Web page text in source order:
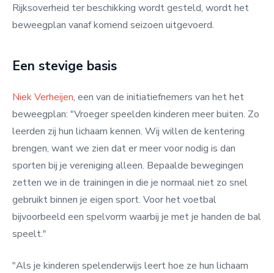
Rijksoverheid ter beschikking wordt gesteld, wordt het
beweegplan vanaf komend seizoen uitgevoerd.
Een stevige basis
Niek Verheijen, een van de initiatiefnemers van het het
beweegplan: "Vroeger speelden kinderen meer buiten. Zo
leerden zij hun lichaam kennen. Wij willen de kentering
brengen, want we zien dat er meer voor nodig is dan
sporten bij je vereniging alleen. Bepaalde bewegingen
zetten we in de trainingen in die je normaal niet zo snel
gebruikt binnen je eigen sport. Voor het voetbal
bijvoorbeeld een spelvorm waarbij je met je handen de bal
speelt."
"Als je kinderen spelenderwijs leert hoe ze hun lichaam